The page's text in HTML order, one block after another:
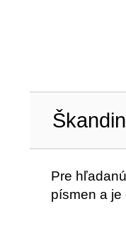
Pre
písmen a je